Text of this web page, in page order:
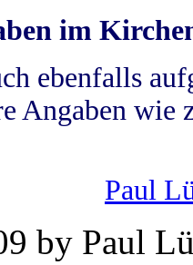
im
ebenfalls
Angaben wie
Paul
by Paul